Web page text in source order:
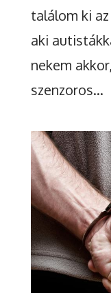
találom ki
aki
nekem
szenzoros...